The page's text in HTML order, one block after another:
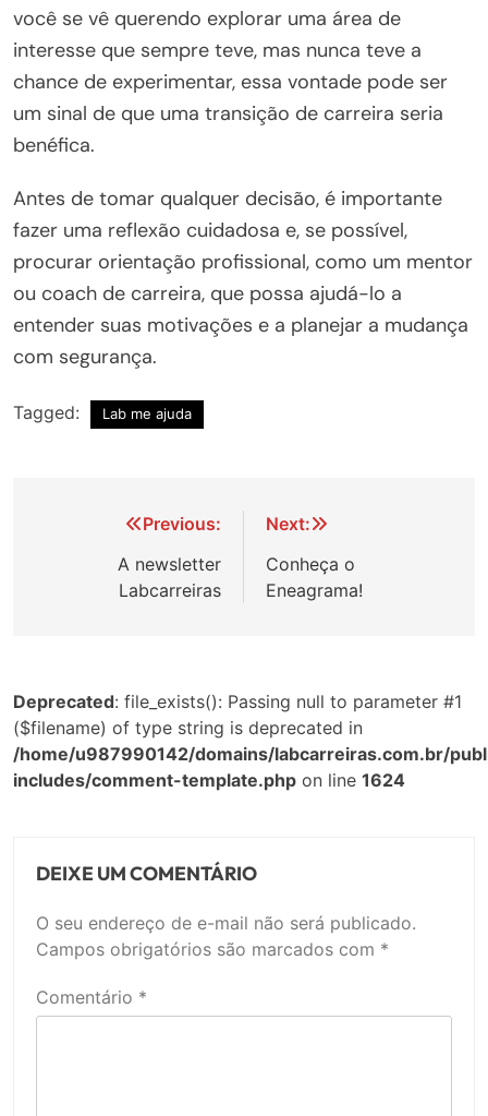
você se vê querendo explorar uma área de
interesse que sempre teve, mas nunca teve a
chance de experimentar, essa vontade pode ser
um sinal de que uma transição de carreira seria
benéfica.
Antes de tomar qualquer decisão, é importante
fazer uma reflexão cuidadosa e, se possível,
procurar orientação profissional, como um mentor
ou coach de carreira, que possa ajudá-lo a
entender suas motivações e a planejar a mudança
com segurança.
Tagged: Lab me ajuda
NavegaçãoPrevious:
A newsletter
Labcarreiras
Next:
Conheça o
Eneagrama!
Deprecated: file_exists(): Passing null to parameter #1
($filename) of type string is deprecated in
/home/u987990142/domains/labcarreiras.com.br/
includes/comment-template.php on line 1624
DEIXE UM COMENTÁRIO
O seu endereço de e-mail não será publicado.
Campos obrigatórios são marcados com *
Comentário *